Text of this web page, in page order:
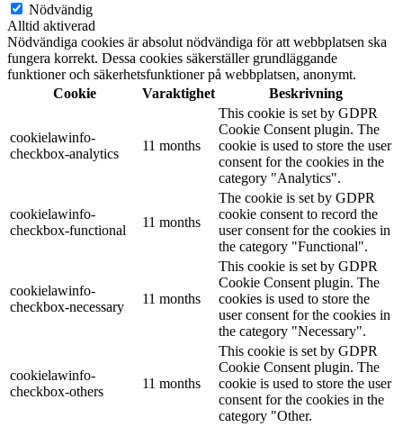
Nödvändig
Alltid aktiverad
Nödvändiga cookies är absolut nödvändiga för att webbplatsen ska
fungera korrekt. Dessa cookies säkerställer grundläggande
funktioner och säkerhetsfunktioner på webbplatsen, anonymt.
Cookie
Varaktighet Beskrivning
cookielawinfo-
checkbox-analytics
11 months
This cookie is set by GDPR
Cookie Consent plugin. The
cookie is used to store the user
consent for the cookies in the
category "Analytics".
cookielawinfo-
checkbox-functional
11 months
The cookie is set by GDPR
cookie consent to record the
user consent for the cookies in
the category "Functional".
cookielawinfo-
checkbox-necessary
11 months
This cookie is set by GDPR
Cookie Consent plugin. The
cookies is used to store the
user consent for the cookies in
the category "Necessary".
cookielawinfo-
checkbox-others
11 months
This cookie is set by GDPR
Cookie Consent plugin. The
cookie is used to store the user
consent for the cookies in the
category "Other.